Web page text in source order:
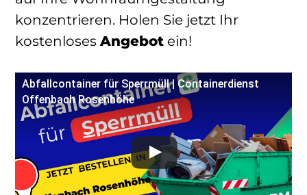
konzentrieren. Holen Sie jetzt Ihr
kostenloses Angebot ein!
Abfallcontainer für Sperrmüll | Containerdienst
Offenbach Rosenhöhe